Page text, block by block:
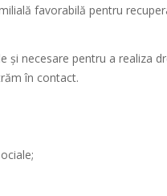
favorabilă pentru
și necesare pentru a realiza
în contact.